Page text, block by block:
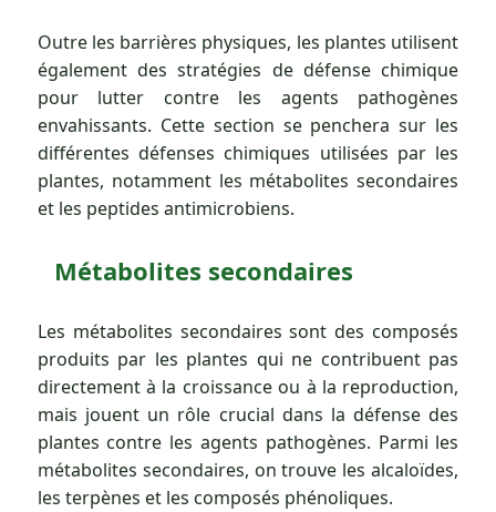
Outre les barrières physiques, les plantes utilisent
également des stratégies de défense chimique
pour lutter contre les agents pathogènes
envahissants. Cette section se penchera sur les
différentes défenses chimiques utilisées par les
plantes, notamment les métabolites secondaires
et les peptides antimicrobiens.
Métabolites secondaires
Les métabolites secondaires sont des composés
produits par les plantes qui ne contribuent pas
directement à la croissance ou à la reproduction,
mais jouent un rôle crucial dans la défense des
plantes contre les agents pathogènes. Parmi les
métabolites secondaires, on trouve les alcaloïdes,
les terpènes et les composés phénoliques.